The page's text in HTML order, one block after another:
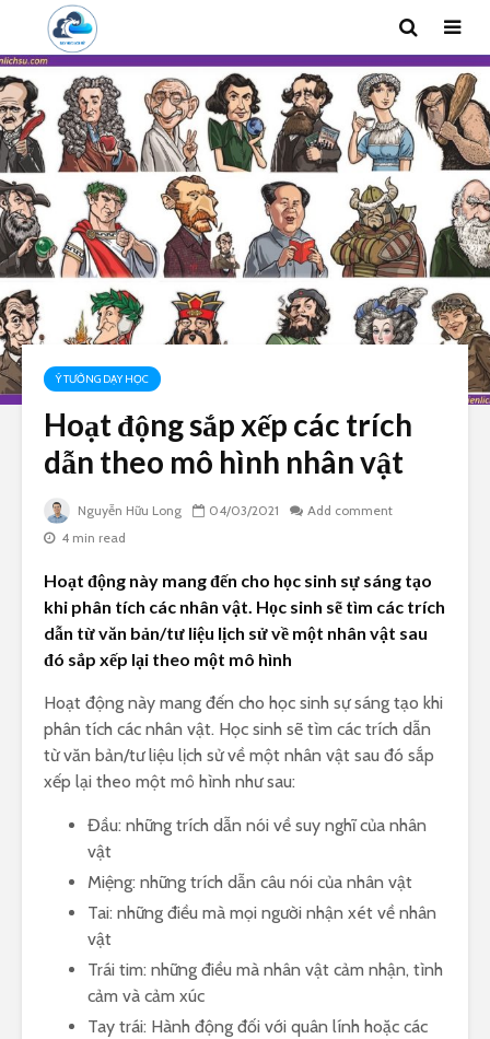
Ý TƯỞNG DẠY HỌC
Hoạt động sắp xếp các trích
dẫn theo mô hình nhân vật
Nguyễn Hữu Long 04/03/2021
Add comment
4 min read
Hoạt động này mang đến cho học sinh sự sáng tạo
khi phân tích các nhân vật. Học sinh sẽ tìm các trích
dẫn từ văn bản/tư liệu lịch sử về một nhân vật sau
đó sắp xếp lại theo một mô hình
Hoạt động này mang đến cho học sinh sự sáng tạo khi
phân tích các nhân vật. Học sinh sẽ tìm các trích dẫn
từ văn bản/tư liệu lịch sử về một nhân vật sau đó sắp
xếp lại theo một mô hình như sau:
Đầu: những trích dẫn nói về suy nghĩ của nhân
vật
Miệng: những trích dẫn câu nói của nhân vật
Tai: những điều mà mọi người nhận xét về nhân
vật
Trái tim: những điều mà nhân vật cảm nhận, tình
cảm và cảm xúc
Tay trái: Hành động đối với quân lính hoặc các